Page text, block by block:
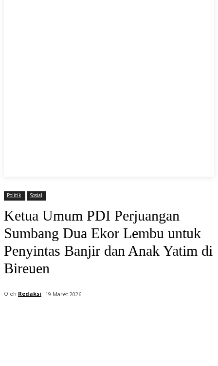
Politik Sosial
Ketua Umum PDI Perjuangan
Sumbang Dua Ekor Lembu untuk
Penyintas Banjir dan Anak Yatim di
Bireuen
Oleh Redaksi 19 Maret 2026